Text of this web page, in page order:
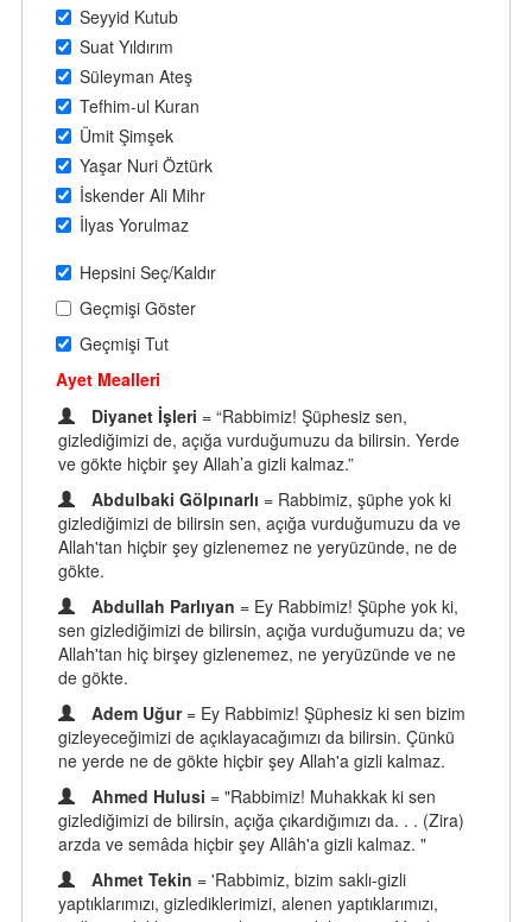
Seyyid Kutub
Suat Yıldırım
Süleyman Ateş
Tefhim-ul Kuran
Ümit Şimşek
Yaşar Nuri Öztürk
İskender Ali Mihr
İlyas Yorulmaz
Hepsini Seç/Kaldır
Geçmişi Göster
Geçmişi Tut
Ayet Mealleri
Diyanet İşleri = “Rabbimiz! Şüphesiz sen,
gizlediğimizi de, açığa vurduğumuzu da bilirsin. Yerde
ve gökte hiçbir şey Allah’a gizli kalmaz.”
Abdulbaki Gölpınarlı = Rabbimiz, şüphe yok ki
gizlediğimizi de bilirsin sen, açığa vurduğumuzu da ve
Allah'tan hiçbir şey gizlenemez ne yeryüzünde, ne de
gökte.
Abdullah Parlıyan = Ey Rabbimiz! Şüphe yok ki,
sen gizlediğimizi de bilirsin, açığa vurduğumuzu da; ve
Allah'tan hiç birşey gizlenemez, ne yeryüzünde ve ne
de gökte.
Adem Uğur = Ey Rabbimiz! Şüphesiz ki sen bizim
gizleyeceğimizi de açıklayacağımızı da bilirsin. Çünkü
ne yerde ne de gökte hiçbir şey Allah'a gizli kalmaz.
Ahmed Hulusi = "Rabbimiz! Muhakkak ki sen
gizlediğimizi de bilirsin, açığa çıkardığımızı da. . . (Zira)
arzda ve semâda hiçbir şey Allâh'a gizli kalmaz. "
Ahmet Tekin = 'Rabbimiz, bizim saklı-gizli
yaptıklarımızı, gizlediklerimizi, alenen yaptıklarımızı,